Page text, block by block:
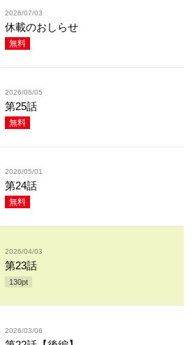
2026/07/03
休載のおしらせ
無料
2026/06/05
第25話
無料
2026/05/01
第24話
無料
2026/04/03
第23話
130pt
2026/03/06